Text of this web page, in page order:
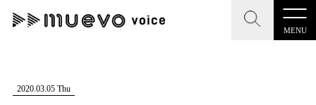
MENU
CLOSE
記事を検索する
CLOSE
"読者の声を形にする”音楽特化メディア
2020.03.05 Thu